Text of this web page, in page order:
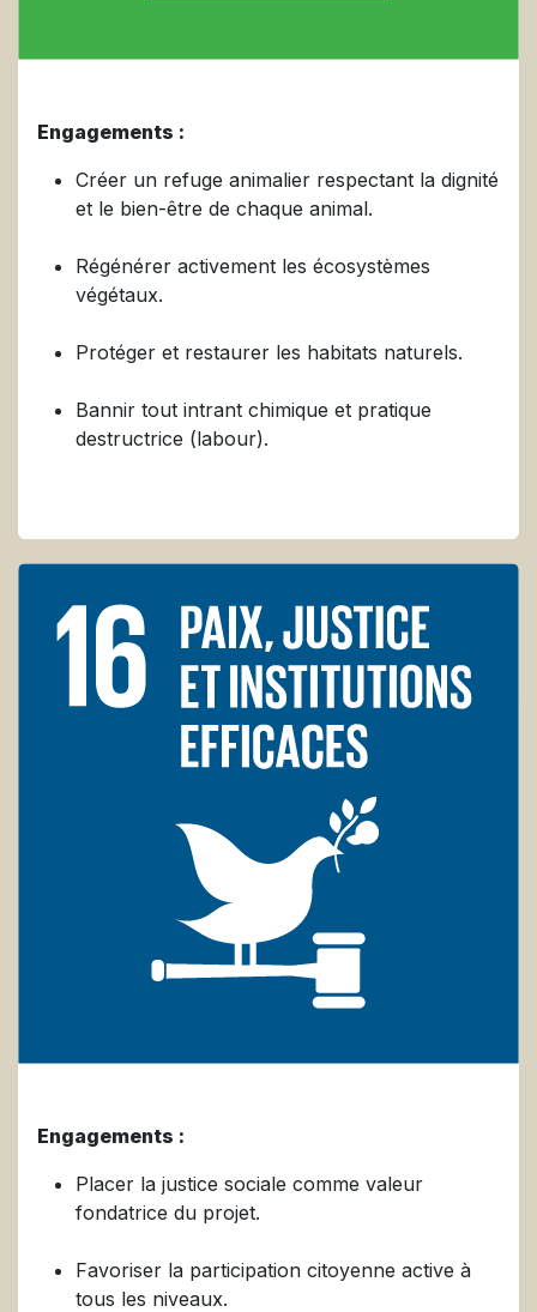
Engagements :
Créer un refuge animalier respectant la dignité
et le bien-être de chaque animal.
Régénérer activement les écosystèmes
végétaux.
Protéger et restaurer les habitats naturels.
Bannir tout intrant chimique et pratique
destructrice (labour).
Engagements :
Placer la justice sociale comme valeur
fondatrice du projet.
Favoriser la participation citoyenne active à
tous les niveaux.